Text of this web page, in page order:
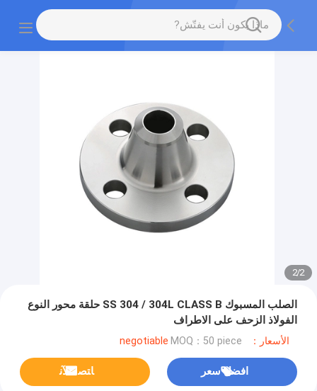
2
/
2
الصلب المسبوك SS 304 / 304L CLASS B حلقة محور النوع
الفولاذ الزحف على الاطراف
الأسعار：negotiable MOQ：50 piece
افضل سعر ﺎﺘﺼﻟ ﺍﻶﻧ